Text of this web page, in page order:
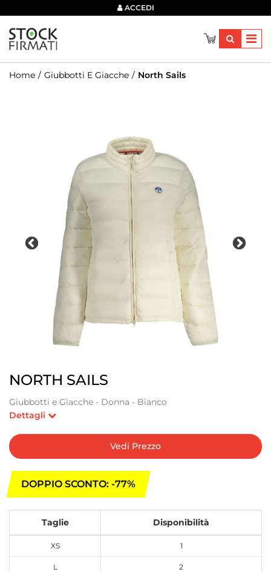
ACCEDI
Home Giubbotti E Giacche North Sails
NORTH SAILS
Giubbotti e Giacche - Donna - Bianco
Dettagli
Vedi Prezzo
DOPPIO SCONTO: -77%
Taglie Disponibilità
XS 1
L 2